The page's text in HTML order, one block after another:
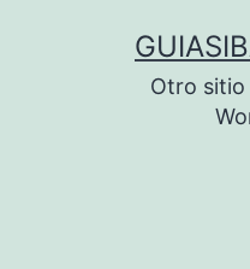
Otro sitio